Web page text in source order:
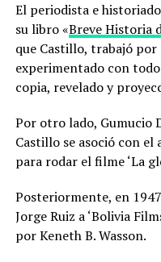
El periodista e
su libro «Breve Historia
que Castillo, trabajó por
experimentado con
copia, revelado y
Por otro lado, Gumucio
Castillo se asoció con
para rodar el filme ‘La
Posteriormente, en
Jorge Ruiz a ‘Bolivia
por Keneth B. Wasson.